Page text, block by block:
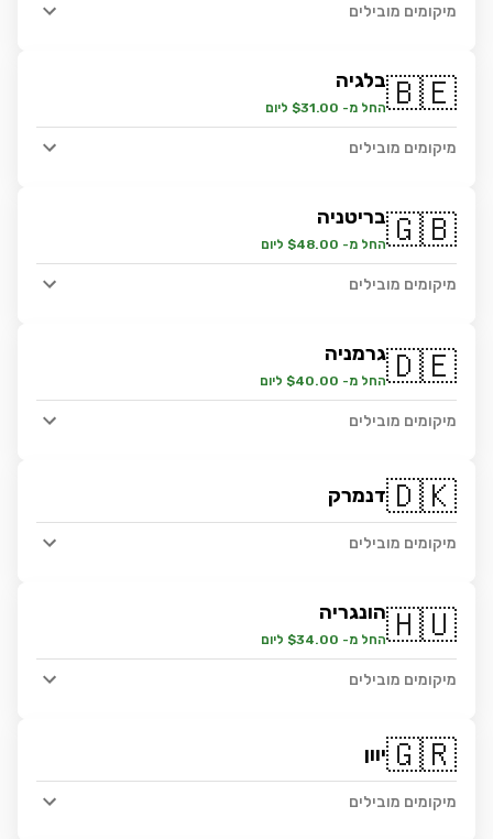
מיקומים מובילים
🇧🇪בלגיה
החל מ- $31.00 ליום
מיקומים מובילים
🇬🇧בריטניה
החל מ- $48.00 ליום
מיקומים מובילים
🇩🇪גרמניה
החל מ- $40.00 ליום
מיקומים מובילים
🇩🇰דנמרק
מיקומים מובילים
🇭🇺הונגריה
החל מ- $34.00 ליום
מיקומים מובילים
🇬🇷יוון
מיקומים מובילים